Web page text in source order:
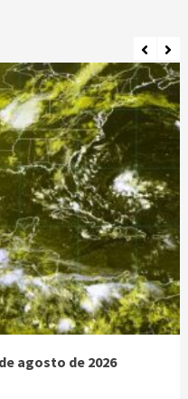
agosto de 2026